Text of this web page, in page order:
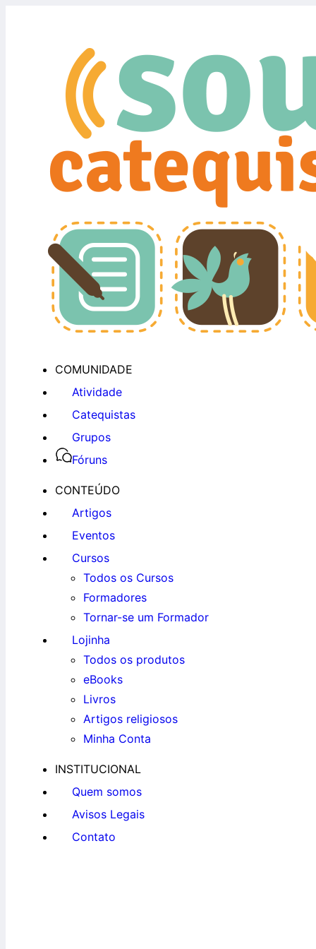
COMUNIDADE
Atividade
Catequistas
Grupos
Fóruns
CONTEÚDO
Artigos
Eventos
Cursos
Todos os Cursos
Formadores
Tornar-se um Formador
Lojinha
Todos os produtos
eBooks
Livros
Artigos religiosos
Minha Conta
INSTITUCIONAL
Quem somos
Avisos Legais
Contato